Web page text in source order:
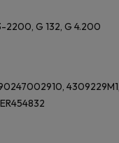
2200, G 132, G 4.200